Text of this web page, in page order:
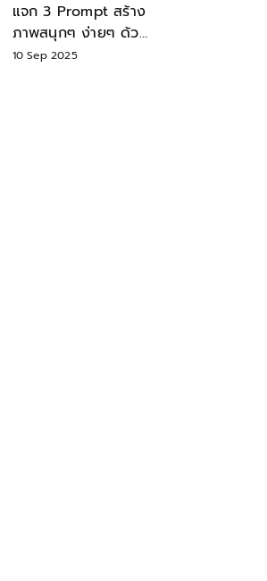
แจก 3 Prompt สร้าง
ภาพสนุกๆ ง่ายๆ ด้วย
Nano Banana ใน
10 Sep 2025